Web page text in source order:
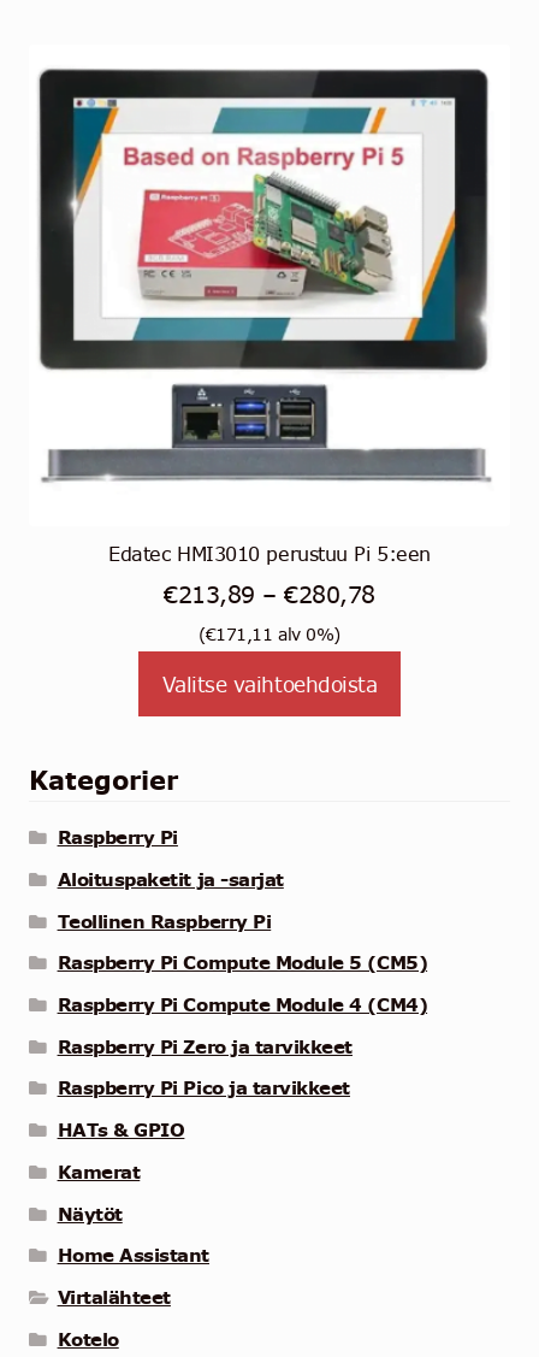
muunnelma.
Voit
tehdä
valinnat
sivulla.
Edatec HMI3010 perustuu Pi 5:een
€213,89 – €280,78
(€171,11 alv 0%)
Valitse vaihtoehdoista
sivulla.
Kategorier
Raspberry Pi
Aloituspaketit ja -sarjat
Teollinen Raspberry Pi
Raspberry Pi Compute Module 5 (CM5)
Raspberry Pi Compute Module 4 (CM4)
Raspberry Pi Zero ja tarvikkeet
Raspberry Pi Pico ja tarvikkeet
HATs & GPIO
Kamerat
Näytöt
Home Assistant
Virtalähteet
Kotelo